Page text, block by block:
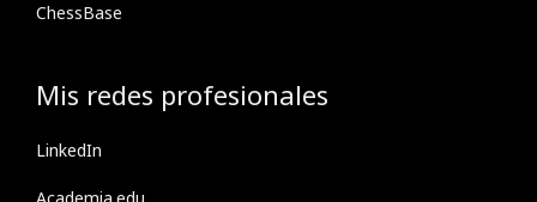
ChessBase
Mis redes profesionales
LinkedIn